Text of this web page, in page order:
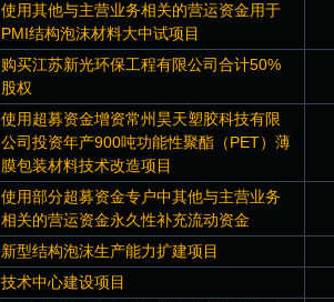
使用其他与主营业务相关的营运资金用于
PMI结构泡沫材料大中试项目
购买江苏新光环保工程有限公司合计50%
股权
使用超募资金增资常州昊天塑胶科技有限
公司投资年产900吨功能性聚酯（PET）薄
膜包装材料技术改造项目
使用部分超募资金专户中其他与主营业务
相关的营运资金永久性补充流动资金
新型结构泡沫生产能力扩建项目
技术中心建设项目